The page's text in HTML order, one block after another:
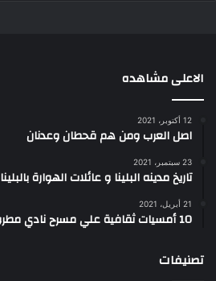
الاعلى مشاهده
12 أكتوبر، 2021
اصل العرب ومن هم قحطان وعدنان
23 سبتمبر، 2021
تاريخ مدينه البلينا و عائلات الهوارة بالبلينا
21 أبريل، 2021
10 أمسيات ثقافية علي مسرح نادي مطروح الإجتماعي في رمضان
تصنيفات